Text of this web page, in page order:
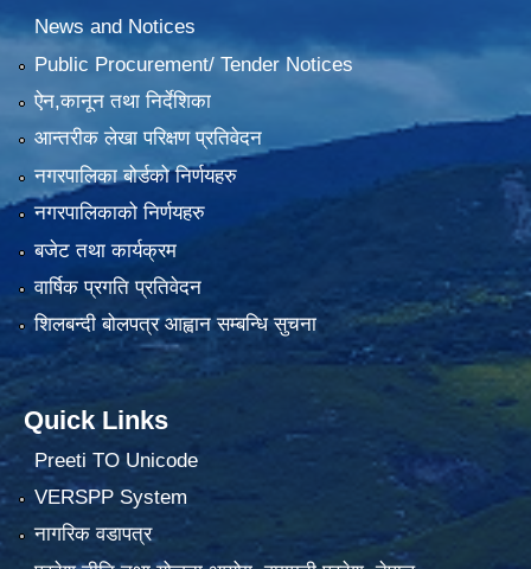
News and Notices
Public Procurement/ Tender Notices
ऐन,कानून तथा निर्देशिका
आन्तरीक लेखा परिक्षण प्रतिवेदन
नगरपालिका बोर्डको निर्णयहरु
नगरपालिकाको निर्णयहरु
बजेट तथा कार्यक्रम
वार्षिक प्रगति प्रतिवेदन
शिलबन्दी बोलपत्र आह्वान सम्बन्धि सुचना
Quick Links
Preeti TO Unicode
VERSPP System
नागरिक वडापत्र